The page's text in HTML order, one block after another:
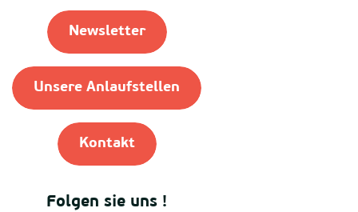
Newsletter
Unsere Anlaufstellen
Kontakt
Folgen sie uns !